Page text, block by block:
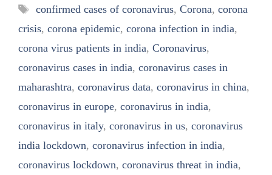
Tags
confirmed cases of coronavirus, Corona, corona
crisis, corona epidemic, corona infection in india,
corona virus patients in india, Coronavirus,
coronavirus cases in india, coronavirus cases in
maharashtra, coronavirus data, coronavirus in china,
coronavirus in europe, coronavirus in india,
coronavirus in italy, coronavirus in us, coronavirus
india lockdown, coronavirus infection in india,
coronavirus lockdown, coronavirus threat in india,